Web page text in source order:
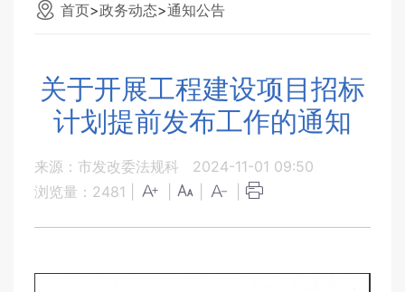
首页>政务动态>通知公告
关于开展工程建设项目招标
计划提前发布工作的通知
来源：市发改委法规科
2024-11-01 09:50
浏览量： 2481